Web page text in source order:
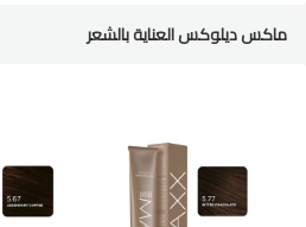
ماكس ديلوكس العناية بالشعر